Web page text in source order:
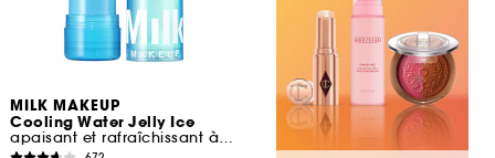
MILK MAKEUP
Cooling Water Jelly Ice
apaisant et rafraîchissant à la niacinamide